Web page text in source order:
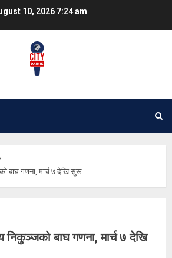
10, 2026 7:24 am
बाघ गणना, मार्च ७ देखि सुरू
निकुञ्जको बाघ गणना, मार्च ७ देखि